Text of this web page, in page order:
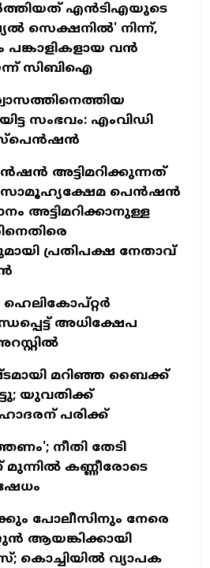
എൻടിഎയുടെ
സെക്ഷനിൽ' നിന്ന്,
പങ്കാളികളായ വൻ
സിബിഐ
സംഭവം: എംവിഡി
അട്ടിമറിക്കുന്നത്
സാമൂഹ്യക്ഷേമ പെൻഷൻ
അട്ടിമറിക്കാനുള്ള
പ്രതിപക്ഷ നേതാവ്
ഹെലികോപ്റ്റര്‍
അധിക്ഷേപ
മറിഞ്ഞ ബൈക്ക്
യുവതിക്ക്
പരിക്ക്
നീതി തേടി
മുന്നില്‍ കണ്ണീരോടെ
പോലീസിനും നേരെ
ആയങ്കിക്കായി
കൊച്ചിയിൽ വ്യാപക